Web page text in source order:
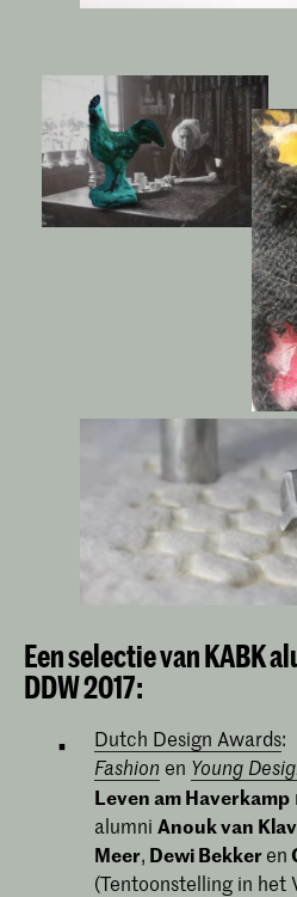
Een selectie van KABK
DDW 2017:
Dutch Design Awards:
Fashion en Young
Leven am Haverkamp
alumniAnouk van
Meer, Dewi Bekkeren
(Tentoonstelling in het